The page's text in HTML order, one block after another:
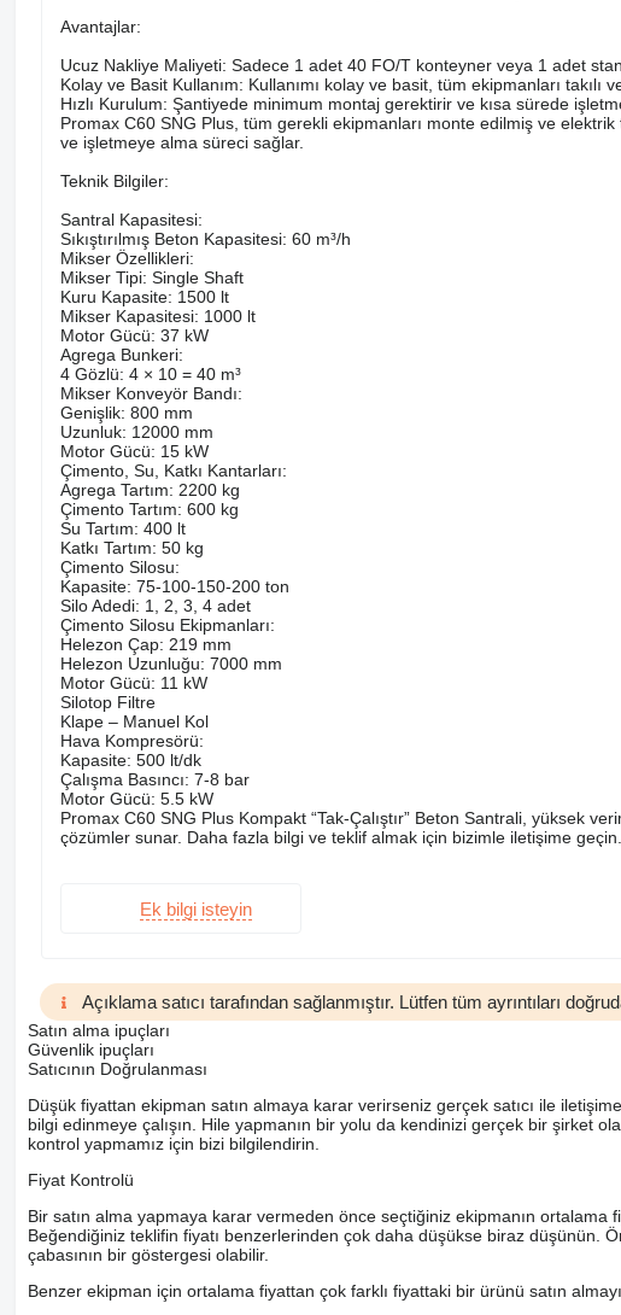
Avantajlar:
Ucuz Nakliye Maliyeti: Sadece 1 adet 40 FO/T konteyner veya 1 adet
Kolay ve Basit Kullanım: Kullanımı kolay ve basit, tüm ekipmanları
Hızlı Kurulum: Şantiyede minimum montaj gerektirir ve kısa sürede
Promax C60 SNG Plus, tüm gerekli ekipmanları monte edilmiş ve
ve işletmeye alma süreci sağlar.
Teknik Bilgiler:
Santral Kapasitesi:
Sıkıştırılmış Beton Kapasitesi: 60 m³/h
Mikser Özellikleri:
Mikser Tipi: Single Shaft
Kuru Kapasite: 1500 lt
Mikser Kapasitesi: 1000 lt
Motor Gücü: 37 kW
Agrega Bunkeri:
4 Gözlü: 4 × 10 = 40 m³
Mikser Konveyör Bandı:
Genişlik: 800 mm
Uzunluk: 12000 mm
Motor Gücü: 15 kW
Çimento, Su, Katkı Kantarları:
Agrega Tartım: 2200 kg
Çimento Tartım: 600 kg
Su Tartım: 400 lt
Katkı Tartım: 50 kg
Çimento Silosu:
Kapasite: 75-100-150-200 ton
Silo Adedi: 1, 2, 3, 4 adet
Çimento Silosu Ekipmanları:
Helezon Çap: 219 mm
Helezon Uzunluğu: 7000 mm
Motor Gücü: 11 kW
Silotop Filtre
Klape – Manuel Kol
Hava Kompresörü:
Kapasite: 500 lt/dk
Çalışma Basıncı: 7-8 bar
Motor Gücü: 5.5 kW
Promax C60 SNG Plus Kompakt “Tak-Çalıştır” Beton Santrali, yüksek
çözümler sunar. Daha fazla bilgi ve teklif almak için bizimle iletişime geçin.
Ek bilgi isteyin
Açıklama satıcı tarafından sağlanmıştır. Lütfen tüm ayrıntıları
Satın alma ipuçları
Güvenlik ipuçları
Satıcının Doğrulanması
Düşük fiyattan ekipman satın almaya karar verirseniz gerçek satıcı ile
bilgi edinmeye çalışın. Hile yapmanın bir yolu da kendinizi gerçek bir şirket
kontrol yapmamız için bizi bilgilendirin.
Fiyat Kontrolü
Bir satın alma yapmaya karar vermeden önce seçtiğiniz ekipmanın ortalama
Beğendiğiniz teklifin fiyatı benzerlerinden çok daha düşükse biraz düşünün.
çabasının bir göstergesi olabilir.
Benzer ekipman için ortalama fiyattan çok farklı fiyattaki bir ürünü satın